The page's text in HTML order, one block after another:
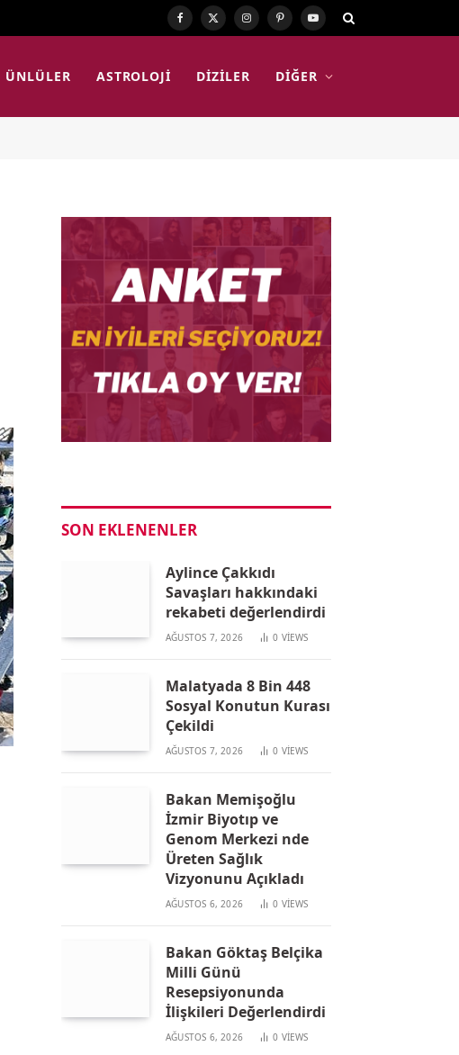
Facebook
X
Instagram
PinterestYouTube
ÜNLÜLER ASTROLOJI DIZILER DIĞER
SON EKLENENLER
Aylince Çakkıdı
Savaşları hakkındaki
rekabeti değerlendirdi
AĞUSTOS 7, 2026 0 VIEWS
Malatyada 8 Bin 448
Sosyal Konutun Kurası
Çekildi
AĞUSTOS 7, 2026 0 VIEWS
Bakan Memişoğlu
İzmir Biyotıp ve
Genom Merkezi nde
Üreten Sağlık
Vizyonunu Açıkladı
AĞUSTOS 6, 2026 0 VIEWS
Bakan Göktaş Belçika
Milli Günü
Resepsiyonunda
İlişkileri Değerlendirdi
AĞUSTOS 6, 2026 0 VIEWS